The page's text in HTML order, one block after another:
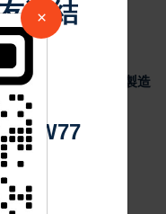
科訊插旗台中 助攻製造
連結
媒
×